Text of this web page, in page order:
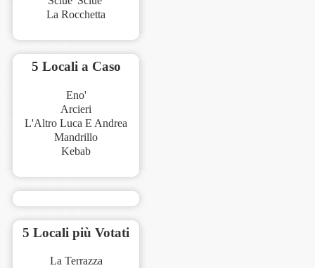
La Rocchetta
5 Locali a Caso
Eno'
Arcieri
L'Altro Luca E Andrea
Mandrillo
Kebab
5 Locali più Votati
La Terrazza